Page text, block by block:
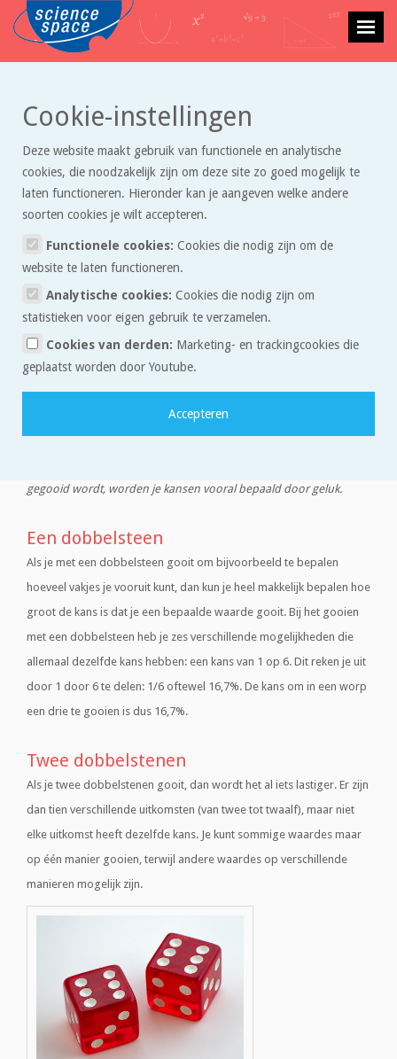
Getallen > Artikelen Dobbelstenen en kansberekening
Dobbelstenen en
kansberekening
Er zijn op de wereld duizenden verschillende soorten
gezelschapsspelletjes. Sommige spelletjes zijn heel tactisch
(bijvoorbeeld schaken, Risk en Catan), andere bevatten een flinke
portie geluk (bijvoorbeeld Mens erger je niet! en Ganzenbord).
gegooid wordt, worden je kansen vooral bepaald door geluk.
Een dobbelsteen
Als je met een dobbelsteen gooit om bijvoorbeeld te bepalen
hoeveel vakjes je vooruit kunt, dan kun je heel makkelijk bepalen hoe
groot de kans is dat je een bepaalde waarde gooit. Bij het gooien
met een dobbelsteen heb je zes verschillende mogelijkheden die
allemaal dezelfde kans hebben: een kans van 1 op 6. Dit reken je uit
door 1 door 6 te delen: 1/6 oftewel 16,7%. De kans om in een worp
een drie te gooien is dus 16,7%.
Twee dobbelstenen
Als je twee dobbelstenen gooit, dan wordt het al iets lastiger. Er zijn
dan tien verschillende uitkomsten (van twee tot twaalf), maar niet
elke uitkomst heeft dezelfde kans. Je kunt sommige waardes maar
op één manier gooien, terwijl andere waardes op verschillende
manieren mogelijk zijn.
Cookie-instellingen
Deze website maakt gebruik van functionele en analytische
cookies, die noodzakelijk zijn om deze site zo goed mogelijk te
laten functioneren. Hieronder kan je aangeven welke andere
soorten cookies je wilt accepteren.
Functionele cookies: Cookies die nodig zijn om de
website te laten functioneren.
Analytische cookies: Cookies die nodig zijn om
statistieken voor eigen gebruik te verzamelen.
Cookies van derden: Marketing- en trackingcookies die
geplaatst worden door Youtube.